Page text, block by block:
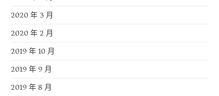
2020 年 3 月
2020 年 2 月
2019 年 10 月
2019 年 9 月
2019 年 8 月